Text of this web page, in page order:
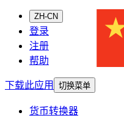
ZH-CN
登录
注册
帮助
下载此应用
切换菜单
货币转换器